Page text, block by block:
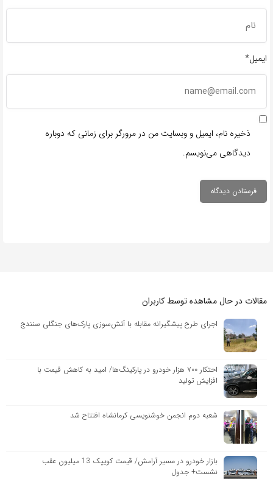
ایمیل*
ذخیره نام، ایمیل و وبسایت من در مرورگر برای زمانی که دوباره
دیدگاهی می‌نویسم.
مقالات در حال مشاهده توسط کاربران
اجرای طرح پیشگیرانه مقابله با آتش‌سوزی پارک‌های جنگلی سنندج
احتکار ۷۰۰ هزار خودرو در پارکینگ‌ها/ امید به کاهش قیمت با
افزایش تولید
شعبه دوم انجمن خوشنویسی کرمانشاه افتتاح شد
بازار خودرو در مسیر آرامش/ قیمت کوییک 13 میلیون عقب
نشست+ جدول